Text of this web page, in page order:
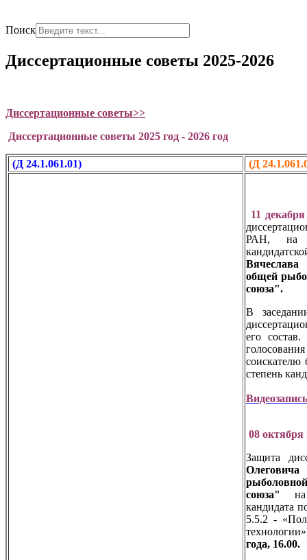
Поиск
Диссертационные советы 2025-2026
Диссертационные советы>>
Диссертационные советы 2025 год - 2026 год
(Д 24.1.061.01) (Д
11
РАН, на
общей
союза".
В
его
соискателю
степень
08 октября
Защита
союза"
на
кандидата
5.5.2 -
года, 16.00.